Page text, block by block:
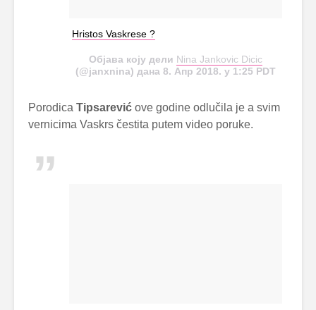
Hristos Vaskrese ?
Објава коју дели Nina Jankovic Dicic
(@janxnina) дана 8. Апр 2018. у 1:25 PDT
Porodica Tipsarević ove godine odlučila je a svim
vernicima Vaskrs čestita putem video poruke.